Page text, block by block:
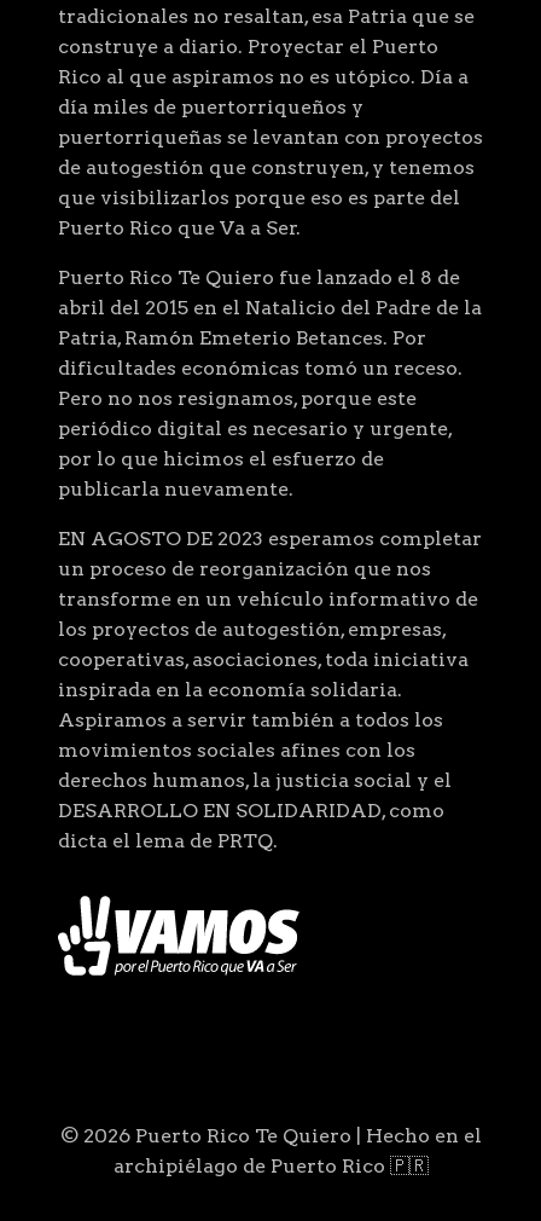
tradicionales no resaltan, esa Patria que se
construye a diario. Proyectar el Puerto
Rico al que aspiramos no es utópico. Día a
día miles de puertorriqueños y
puertorriqueñas se levantan con proyectos
de autogestión que construyen, y tenemos
que visibilizarlos porque eso es parte del
Puerto Rico que Va a Ser.
Puerto Rico Te Quiero fue lanzado el 8 de
abril del 2015 en el Natalicio del Padre de la
Patria, Ramón Emeterio Betances. Por
dificultades económicas tomó un receso.
Pero no nos resignamos, porque este
periódico digital es necesario y urgente,
por lo que hicimos el esfuerzo de
publicarla nuevamente.
EN AGOSTO DE 2023 esperamos completar
un proceso de reorganización que nos
transforme en un vehículo informativo de
los proyectos de autogestión, empresas,
cooperativas, asociaciones, toda iniciativa
inspirada en la economía solidaria.
Aspiramos a servir también a todos los
movimientos sociales afines con los
derechos humanos, la justicia social y el
DESARROLLO EN SOLIDARIDAD, como
dicta el lema de PRTQ.
© 2026 Puerto Rico Te Quiero | Hecho en el
archipiélago de Puerto Rico 🇵🇷